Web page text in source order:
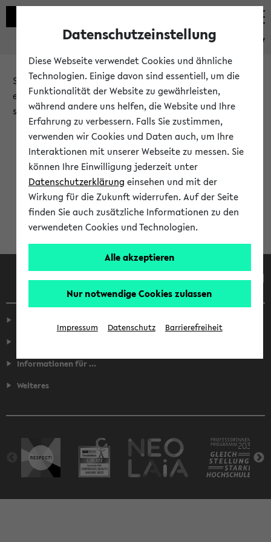
eKVV
Sie möchten auf eine eKVV Funktion zugreifen, die Ihnen
erst nach einer Anmeldung am System zur Verfügung
steht.
Bitte melden Sie sich an:
Anmeldung am eKVV
Informationen für ...
Weiteres
Datenschutzeinstellung
Diese Webseite verwendet Cookies und ähnliche
Technologien. Einige davon sind essentiell, um die
Funktionalität der Website zu gewährleisten,
während andere uns helfen, die Website und Ihre
Erfahrung zu verbessern. Falls Sie zustimmen,
verwenden wir Cookies und Daten auch, um Ihre
Interaktionen mit unserer Webseite zu messen. Sie
können Ihre Einwilligung jederzeit unter
Datenschutzerklärung einsehen und mit der
Wirkung für die Zukunft widerrufen. Auf der Seite
finden Sie auch zusätzliche Informationen zu den
verwendeten Cookies und Technologien.
Alle akzeptieren
Nur notwendige Cookies zulassen
Impressum Datenschutz Barrierefreiheit